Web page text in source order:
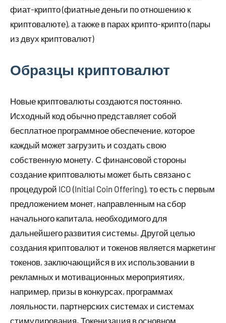
фиат-крипто (фиатные деньги по отношению к
криптовалюте), а также в парах крипто-крипто (пары
из двух криптовалют)
Образцы криптовалют
Новые криптовалюты создаются постоянно.
Исходный код обычно представляет собой
бесплатное программное обеспечение, которое
каждый может загрузить и создать свою
собственную монету. С финансовой стороны
создание криптовалюты может быть связано с
процедурой ICO (Initial Coin Offering), то есть с первым
предложением монет, направленным на сбор
начального капитала, необходимого для
дальнейшего развития системы. Другой целью
создания криптовалют и токенов является маркетинг
токенов, заключающийся в их использовании в
рекламных и мотивационных мероприятиях,
например, призы в конкурсах, программах
лояльности, партнерских системах и системах
стимулирования. Токенизация в основном